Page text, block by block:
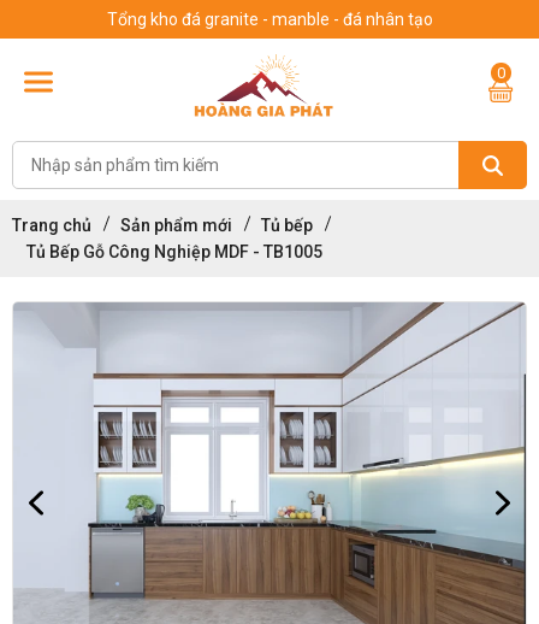
Tổng kho đá granite - manble - đá nhân tạo
0
Trang chủ Sản phẩm mới
Tủ bếp
Tủ Bếp Gỗ Công Nghiệp MDF - TB1005